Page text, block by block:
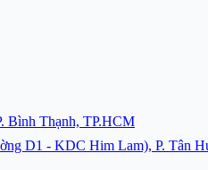
Bình Thạnh, TP.HCM
D1 - KDC Him Lam), P. Tân